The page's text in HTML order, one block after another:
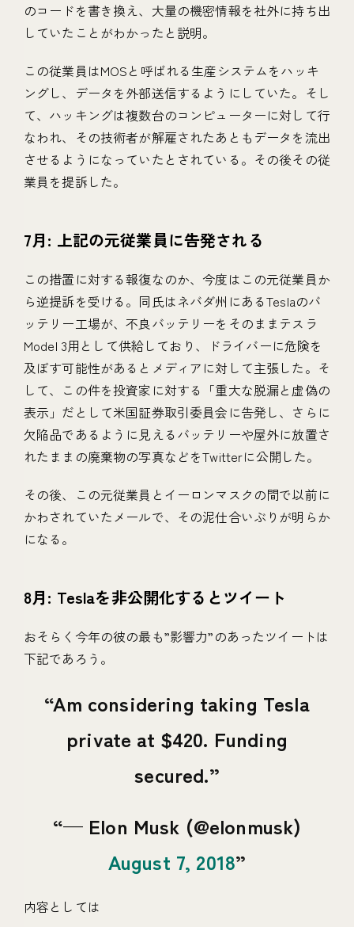
のコードを書き換え、大量の機密情報を社外に持ち出
していたことがわかったと説明。
この従業員はMOSと呼ばれる生産システムをハッキ
ングし、データを外部送信するようにしていた。そし
て、ハッキングは複数台のコンピューターに対して行
なわれ、その技術者が解雇されたあともデータを流出
させるようになっていたとされている。その後その従
業員を提訴した。
7月: 上記の元従業員に告発される
この措置に対する報復なのか、今度はこの元従業員か
ら逆提訴を受ける。同氏はネバダ州にあるTeslaのバ
ッテリー工場が、不良バッテリーをそのままテスラ
Model 3用として供給しており、ドライバーに危険を
及ぼす可能性があるとメディアに対して主張した。そ
して、この件を投資家に対する「重大な脱漏と虚偽の
表示」だとして米国証券取引委員会に告発し、さらに
欠陥品であるように見えるバッテリーや屋外に放置さ
れたままの廃棄物の写真などをTwitterに公開した。
その後、この元従業員とイーロンマスクの間で以前に
かわされていたメールで、その泥仕合いぶりが明らか
になる。
8月: Teslaを非公開化するとツイート
おそらく今年の彼の最も”影響力”のあったツイートは
下記であろう。
Am considering taking Tesla
private at $420. Funding
secured.
— Elon Musk (@elonmusk)
August 7, 2018
内容としては